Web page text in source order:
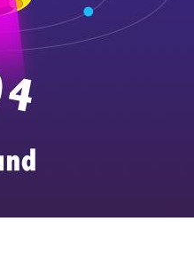
过定义计划级别，有效地解决上
融合，通过计划状态变化自动
采购管理过程的连通，满足业财
求